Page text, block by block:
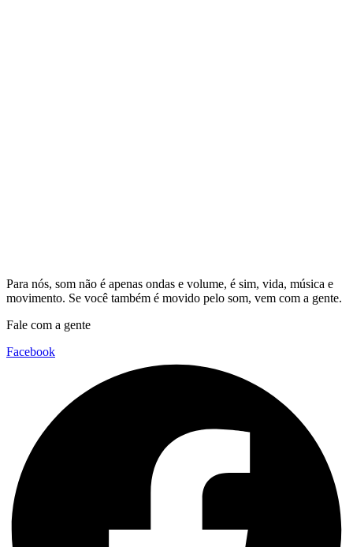
Para nós, som não é apenas ondas e volume, é sim, vida, música e
movimento. Se você também é movido pelo som, vem com a gente.
Fale com a gente
Facebook